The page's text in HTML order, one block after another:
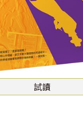
試讀